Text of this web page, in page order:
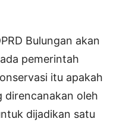
Bulungan akan
pemerintah
itu apakah
direncanakan oleh
dijadikan satu